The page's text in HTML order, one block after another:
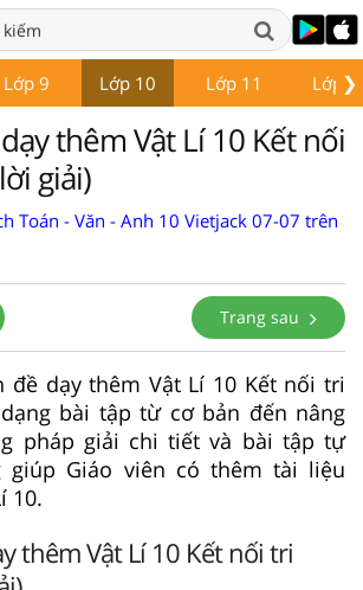
❯
Lớp 9 Lớp 10 Lớp 11 Lớp
thêm Vật Lí 10 Kết nối
giải)
Toán - Văn - Anh 10 Vietjack 07-07 trên
Trang sau
đề dạy thêm Vật Lí 10 Kết nối tri
bài tập từ cơ bản đến nâng
pháp giải chi tiết và bài tập tự
giúp Giáo viên có thêm tài liệu
10.
thêm Vật Lí 10 Kết nối tri